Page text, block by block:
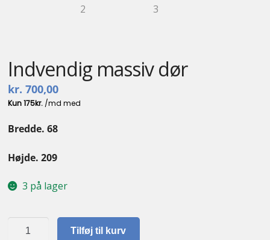
Indvendig massiv dør
kr. 700,00
Bredde. 68
Højde. 209
3 på lager
Indvendig
Tilføj til kurv